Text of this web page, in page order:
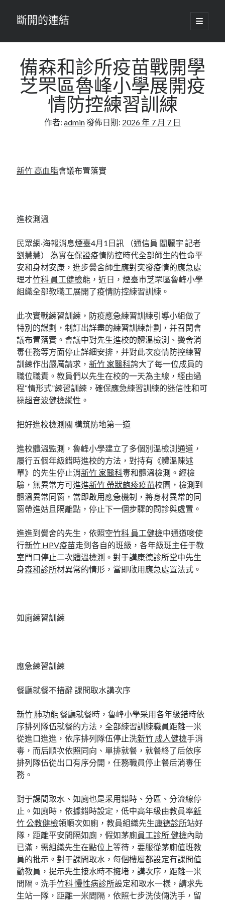
斷開的連結
開
啟
要
單
備森和診所疫苗戰開學
芝罘區魯峰小學展開疫
情防控練習訓練
作者: admin發佈日期: 2026 年 7 月 7 日
新竹 高血脂會議布置落實
進校測溫
民眾網·海報消息煙臺4月1日訊 （通信員 閻麗宇 記者
劉慧慧） 為實在保證疫情防控時代全部師生的性命平
安和身材安康，進步黌舍師生應對突發疫情的應急處
理才竹科 員工健檢能，近日，煙臺市芝罘區魯峰小學
組織全部教職工展開了疫情防控練習訓練。
此次實戰練習訓練，防疫應急練習訓練引導小組做了
特別的謀劃，制訂出詳盡的練習訓練計劃，并召閉會
議布置落實。會議中對先生進校的體溫檢測、黌舍消
毒任務等方面停止詳細安排，并對此次疫情防控練習
訓練作出嚴厲請求，新竹 家醫科誇大了每一位成員的
職位職責。教員們以先生在校的一天為主線，經由過
程“情形式”練習訓練，確保應急練習訓練的迷信性和可
操超音波健檢縱性。
把好進校檢測關 構筑防地第一道
進校體溫監測，魯峰小學建立了多個別溫檢測通道，
履行五個年級錯時進校的方法，對持有《體溫陳述
單》的先生停止消新竹 家醫科毒和體溫檢測。經檢
驗，無異常方可進進新竹 帶狀皰疹疫苗校園，檢測到
體溫異常同窗，當即啟用應急機制，將身材異常的同
窗帶進姑且隔離點，停止下一個步驟的問診與處置。
進進到黌舍的先生，依照空竹科 員工健檢中通道唆使
行新竹 HPV疫苗走到各自的班級，各年級班主任于教
室門口停止二次體溫檢測。對于講康德診所堂中先生
身森和診所材異常的情形，當即啟用應急處置法式。
如廁練習訓練
應急練習訓練
餐廳就餐不措辭 課間取水講次序
新竹 肺功能餐廳就餐時，魯峰小學采用各年級錯時依
序排列隊伍就餐的方法，全部練習訓練職員距離一米
從進口進進，依序排列隊伍停止洗新竹 成人健檢手消
毒，而后順次依照同向、單排就餐，就餐終了后依序
排列隊伍從出口有序分開，任務職員停止餐后消毒任
務。
對于課間取水、如廁也是采用錯時、分區、分流線停
止。如廁時，依據錯時設定，低中高年級由教員率新
竹 公教健檢領順次如廁，教員組織先生康德診所站好
隊，距離平安間隔如廁，假如茅廁員工診所 健檢內助
已滿，需組織先生在點位上等待，要服從茅廁值班教
員的批示。對于課間取水，每個樓層都設定有課間值
勤教員，提示先生接水時不擁堵，講次序，距離一米
間隔。洗手竹科 慢性病診所設定和取水一樣，請求先
生站一隊，距離一米間隔，依照七步洗伎倆洗手，留